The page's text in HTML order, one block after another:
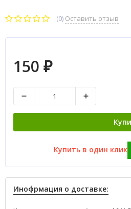
(0) Оставить отзыв
150 ₽
Купить в один клик
Инофрмация о доставке: